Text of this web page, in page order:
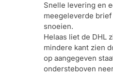
Snelle levering en
meegeleverde
snoeien.
Helaas liet de DHL
mindere kant zien
op aangegeven
ondersteboven